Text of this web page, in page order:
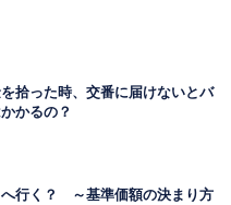
を拾った時、交番に届けないとバ
かるの？
行く？ ～基準価額の決まり方